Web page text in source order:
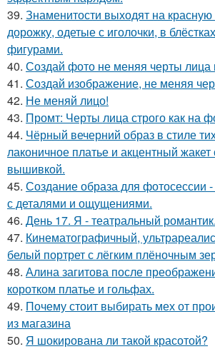
39. Знаменитости выходят на
дорожку, одетые с иголочки, в
фигурами.
40. Создай фото не меняя черты лица
41. Создай изображение, не меняя
42. Не меняй лицо!
43. Промт: Черты лица строго как на
44. Чёрный вечерний образ в стиле
лаконичное платье и акцентный жакет
вышивкой.
45. Создание образа для фотосессии -
с деталями и ощущениями.
46. День 17. Я - театральный романтик.
47. Кинематографичный,
белый портрет с лёгким плёночным
48. Алина загитова после
коротком платье и гольфах.
49. Почему стоит выбирать мех от
из магазина
50. Я шокирована ли такой красотой?